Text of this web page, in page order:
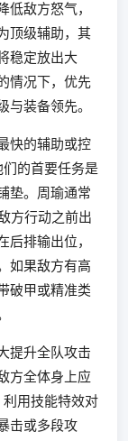
敌方怒气，
顶级辅助，其
稳定放出大
情况下，优先
装备领先。
快的辅助或控
的首要任务是
垫。周瑜通常
方行动之前出
排输出位，
如果敌方有高
破甲或精准类
提升全队攻击
方全体身上应
用技能特效对
击或多段攻